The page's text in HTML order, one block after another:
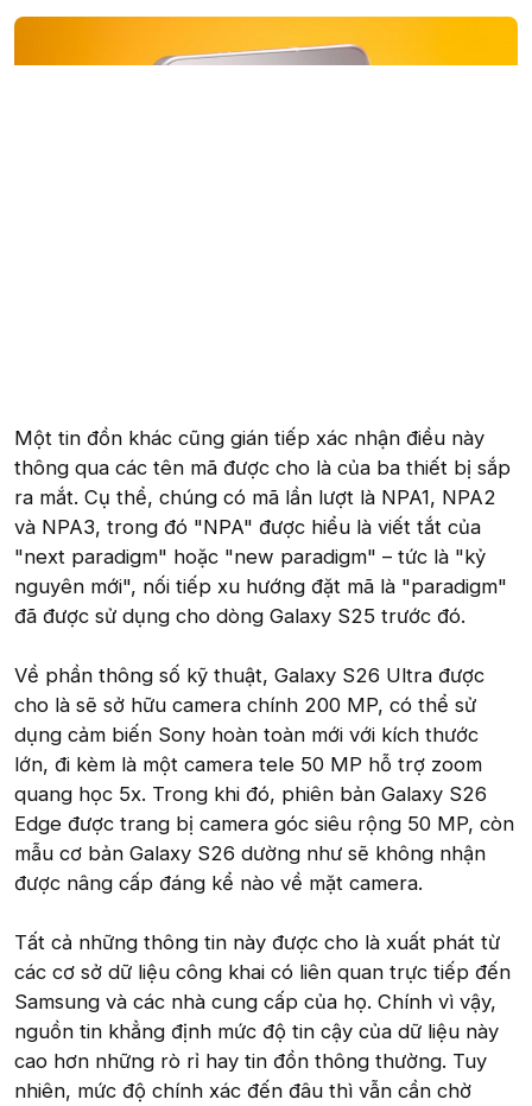
Một tin đồn khác cũng gián tiếp xác nhận điều này
thông qua các tên mã được cho là của ba thiết bị sắp
ra mắt. Cụ thể, chúng có mã lần lượt là NPA1, NPA2
và NPA3, trong đó "NPA" được hiểu là viết tắt của
"next paradigm" hoặc "new paradigm" – tức là "kỷ
nguyên mới", nối tiếp xu hướng đặt mã là "paradigm"
đã được sử dụng cho dòng Galaxy S25 trước đó.
Về phần thông số kỹ thuật, Galaxy S26 Ultra được
cho là sẽ sở hữu camera chính 200 MP, có thể sử
dụng cảm biến Sony hoàn toàn mới với kích thước
lớn, đi kèm là một camera tele 50 MP hỗ trợ zoom
quang học 5x. Trong khi đó, phiên bản Galaxy S26
Edge được trang bị camera góc siêu rộng 50 MP, còn
mẫu cơ bản Galaxy S26 dường như sẽ không nhận
được nâng cấp đáng kể nào về mặt camera.
Tất cả những thông tin này được cho là xuất phát từ
các cơ sở dữ liệu công khai có liên quan trực tiếp đến
Samsung và các nhà cung cấp của họ. Chính vì vậy,
nguồn tin khẳng định mức độ tin cậy của dữ liệu này
cao hơn những rò rỉ hay tin đồn thông thường. Tuy
nhiên, mức độ chính xác đến đâu thì vẫn cần chờ